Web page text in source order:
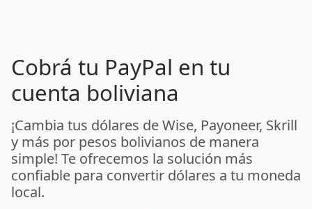
Cobrá tu PayPal en tu
cuenta boliviana
¡Cambia tus dólares de Wise, Payoneer, Skrill
y más por pesos bolivianos de manera
simple! Te ofrecemos la solución más
confiable para convertir dólares a tu moneda
local.